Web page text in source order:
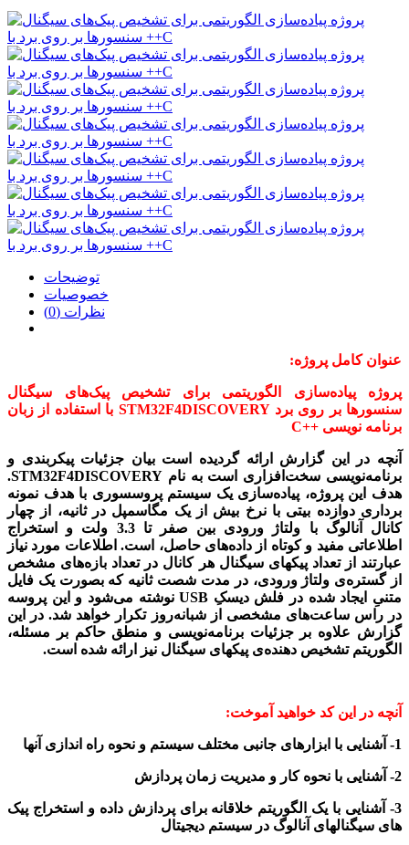
توضیحات
خصوصیات
نظرات (0)
عنوان کامل پروژه:
پروژه پیاده‌سازی الگوریتمی برای تشخیص پیک‌های سیگنال
سنسورها بر روی برد STM32F4DISCOVERY با استفاده از زبان
برنامه نویسی ++C
آنچه در این گزارش ارائه گردیده است بیان جزئیات پیکربندی و
برنامه­‌نویسی سخت‌افزاری است به نام STM32F4DISCOVERY
.
هدف این پروژه، پیاده­‌سازی یک سیستم پروسسوری با هدف نمونه­‌
برداری دوازده بیتی با نرخ بیش از یک مگاسمپل در ثانیه، از چهار
کانال آنالوگ با ولتاژ ورودی بین صفر تا 3.3 ولت و استخراج
اطلاعاتی مفید و کوتاه از داده‌­های حاصل، است. اطلاعات مورد نیاز
عبارتند از تعداد پیک­های سیگنال هر کانال در تعداد بازه‌­های مشخص
از گستره‌­ی ولتاژ ورودی، در مدت شصت ثانیه که بصورت یک فایل
متنیِ ایجاد شده در فلش دیسکِ USBنوشته می­‌شود و این پروسه
در راس ساعت‌­های مشخصی از شبانه­‌روز تکرار خواهد شد. در این
گزارش علاوه بر جزئیات برنامه­‌نویسی و منطق حاکم بر مسئله،
الگوریتم تشخیص دهنده­‌ی پیک­های سیگنال نیز ارائه شده است.
آنچه در این کد خواهید آموخت:
1- آشنایی با ابزارهای جانبی مختلف سیستم و نحوه راه اندازی آنها
2- آشنایی با نحوه کار و مدیریت زمان پردازش
3- آشنایی با یک الگوریتم خلاقانه برای پردازش داده و استخراج پیک
های سیگنالهای آنالوگ در سیستم دیجیتال